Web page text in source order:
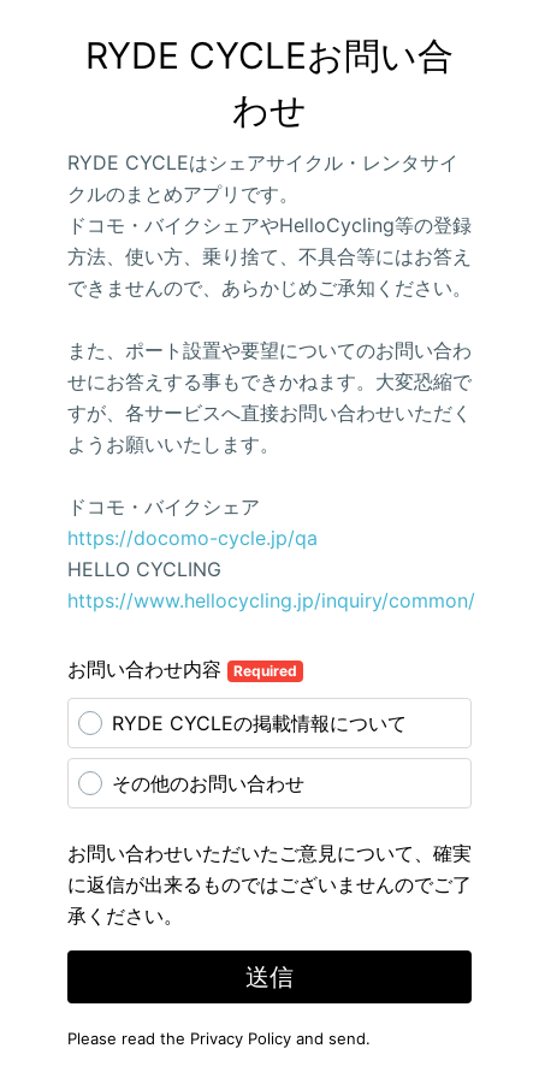
RYDE CYCLEお問い合
わせ
RYDE CYCLEはシェアサイクル・レンタサイ
クルのまとめアプリです。
ドコモ・バイクシェアやHelloCycling等の登録
方法、使い方、乗り捨て、不具合等にはお答え
できませんので、あらかじめご承知ください。
また、ポート設置や要望についてのお問い合わ
せにお答えする事もできかねます。大変恐縮で
すが、各サービスへ直接お問い合わせいただく
ようお願いいたします。
ドコモ・バイクシェア
https://docomo-cycle.jp/qa
HELLO CYCLING
https://www.hellocycling.jp/inquiry/common/
お問い合わせ内容 Required
RYDE CYCLEの掲載情報について
その他のお問い合わせ
お問い合わせいただいたご意見について、確実
に返信が出来るものではございませんのでご了
承ください。
送信
Please read the Privacy Policy and send.